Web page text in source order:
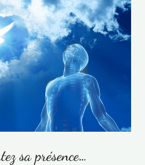
sa présence…